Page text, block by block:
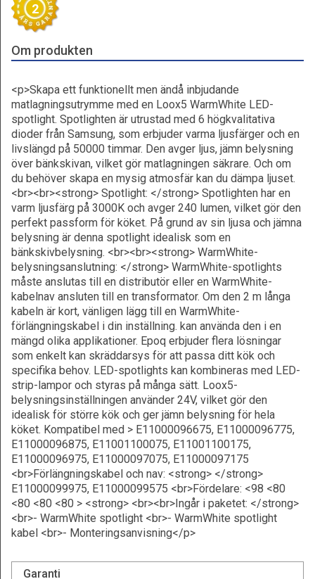
2
Om produkten
<p>Skapa ett funktionellt men ändå inbjudande
matlagningsutrymme med en Loox5 WarmWhite LED-
spotlight. Spotlighten är utrustad med 6 högkvalitativa
dioder från Samsung, som erbjuder varma ljusfärger och en
livslängd på 50000 timmar. Den avger ljus, jämn belysning
över bänkskivan, vilket gör matlagningen säkrare. Och om
du behöver skapa en mysig atmosfär kan du dämpa ljuset.
<br><br><strong> Spotlight: </strong> Spotlighten har en
varm ljusfärg på 3000K och avger 240 lumen, vilket gör den
perfekt passform för köket. På grund av sin ljusa och jämna
belysning är denna spotlight idealisk som en
bänkskivbelysning. <br><br><strong> WarmWhite-
belysningsanslutning: </strong> WarmWhite-spotlights
måste anslutas till en distributör eller en WarmWhite-
kabelnav ansluten till en transformator. Om den 2 m långa
kabeln är kort, vänligen lägg till en WarmWhite-
förlängningskabel i din inställning. kan använda den i en
mängd olika applikationer. Epoq erbjuder flera lösningar
som enkelt kan skräddarsys för att passa ditt kök och
specifika behov. LED-spotlights kan kombineras med LED-
strip-lampor och styras på många sätt. Loox5-
belysningsinställningen använder 24V, vilket gör den
idealisk för större kök och ger jämn belysning för hela
köket. Kompatibel med > E11000096675, E11000096775,
E11000096875, E11001100075, E11001100175,
E11000096975, E11000097075, E11000097175
<br>Förlängningskabel och nav: <strong> </strong>
E11000099975, E11000099575 <br>Fördelare: <98 <80
<80 <80 <80 > <strong> <br><br>Ingår i paketet: </strong>
<br>- WarmWhite spotlight <br>- WarmWhite spotlight
kabel <br>- Monteringsanvisning</p>
Garanti